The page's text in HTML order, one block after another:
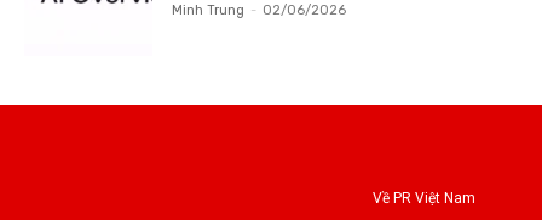
Minh Trung - 02/06/2026
Về PR Việt Nam